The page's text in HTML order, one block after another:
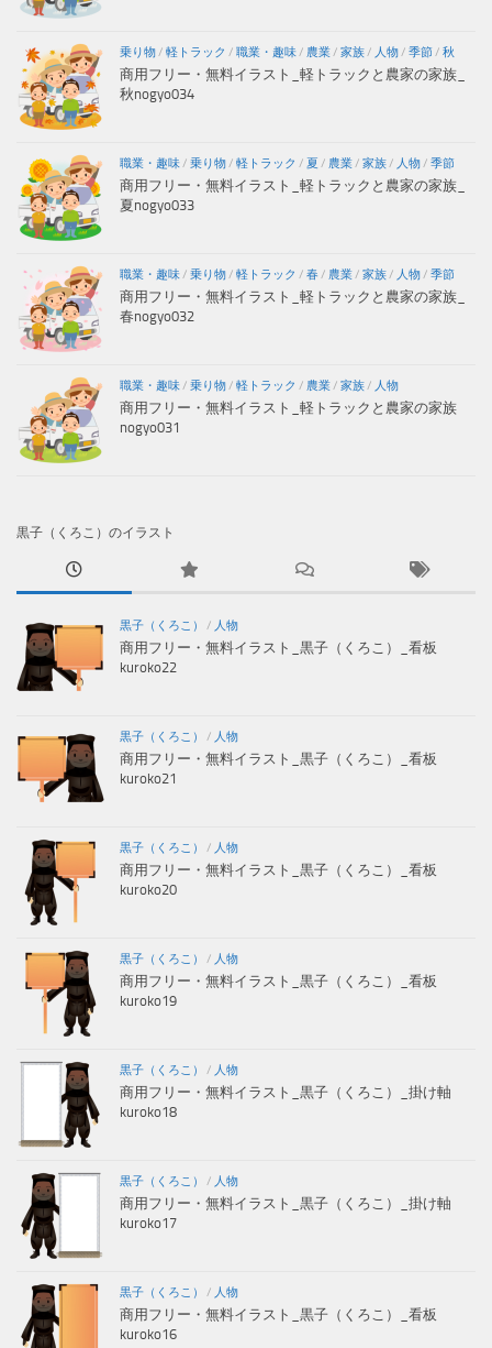
乗り物/ 軽トラック / 職業・趣味/ 農業/ 家族/ 人物/ 季節/ 秋
商用フリー・無料イラスト_軽トラックと農家の家族_
秋nogyo034
職業・趣味/ 乗り物/ 軽トラック / 夏 / 農業/ 家族/ 人物/ 季節
商用フリー・無料イラスト_軽トラックと農家の家族_
夏nogyo033
職業・趣味/ 乗り物/ 軽トラック / 春/ 農業/ 家族/ 人物/ 季節
商用フリー・無料イラスト_軽トラックと農家の家族_
春nogyo032
職業・趣味/ 乗り物/ 軽トラック / 農業/ 家族/ 人物
商用フリー・無料イラスト_軽トラックと農家の家族
nogyo031
黒子（くろこ）のイラスト
黒子（くろこ） / 人物
商用フリー・無料イラスト_黒子（くろこ）_看板
kuroko22
黒子（くろこ） / 人物
商用フリー・無料イラスト_黒子（くろこ）_看板
kuroko21
黒子（くろこ） / 人物
商用フリー・無料イラスト_黒子（くろこ）_看板
kuroko20
黒子（くろこ） / 人物
商用フリー・無料イラスト_黒子（くろこ）_看板
kuroko19
黒子（くろこ） / 人物
商用フリー・無料イラスト_黒子（くろこ）_掛け軸
kuroko18
黒子（くろこ） / 人物
商用フリー・無料イラスト_黒子（くろこ）_掛け軸
kuroko17
黒子（くろこ） / 人物
商用フリー・無料イラスト_黒子（くろこ）_看板
kuroko16